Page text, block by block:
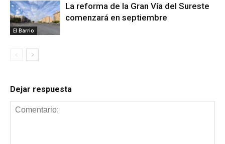
El Barrio
La reforma de la Gran Vía del Sureste
comenzará en septiembre
Dejar respuesta